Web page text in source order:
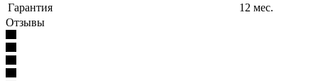
Гарантия
12 мес.
Отзывы